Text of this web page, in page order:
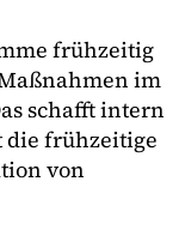
frühzeitig
im
schafft intern
die frühzeitige
von